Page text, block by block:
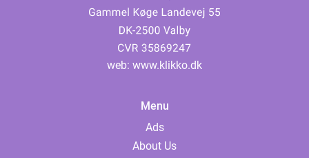
web: www.klikko.dk
Menu
Ads
About Us